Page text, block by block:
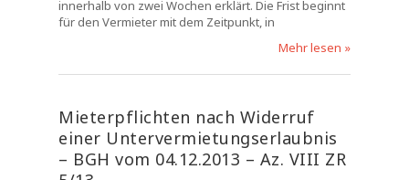
innerhalb von zwei Wochen erklärt. Die Frist beginnt
für den Vermieter mit dem Zeitpunkt, in
Mehr lesen »
Mieterpflichten nach Widerruf
einer Untervermietungserlaubnis
– BGH vom 04.12.2013 – Az. VIII ZR